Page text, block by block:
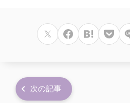
次の記事